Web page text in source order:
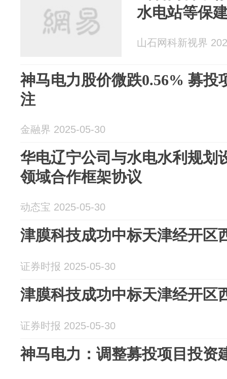
水电站等保
山石网科新视界
神马电力股价微跌0.56% 募投
注
金融界 2025-05-30
华电辽宁公司与水电水利规划
领域合作框架协议
动态宝 2025-05-30
津膜科技成功中标天津经开区
证券时报 2025-05-30
津膜科技成功中标天津经开区
证券时报 2025-05-30
神马电力：调整募投项目投资